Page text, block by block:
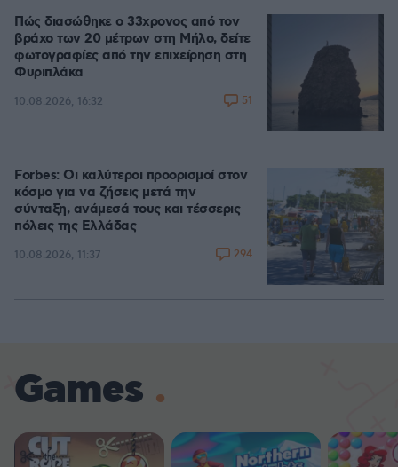
Πώς διασώθηκε ο 33χρονος από τον
βράχο των 20 μέτρων στη Μήλο, δείτε
φωτογραφίες από την επιχείρηση στη
Φυριπλάκα
10.08.2026, 16:32 51
Forbes: Οι καλύτεροι προορισμοί στον
κόσμο για να ζήσεις μετά την
σύνταξη, ανάμεσά τους και τέσσερις
πόλεις της Ελλάδας
10.08.2026, 11:37 294
Games